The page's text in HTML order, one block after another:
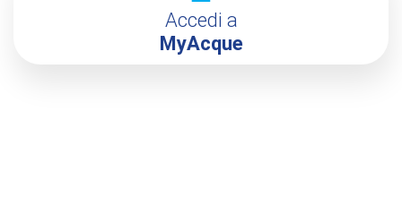
Accedi a
MyAcque